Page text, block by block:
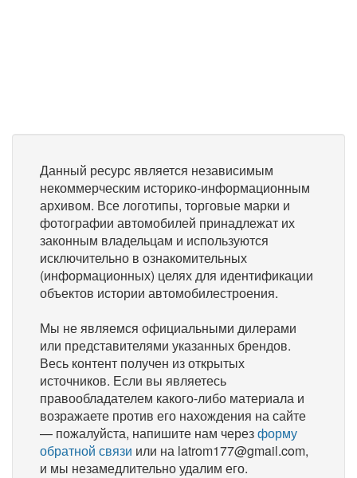
Данный ресурс является независимым
некоммерческим историко-информационным
архивом. Все логотипы, торговые марки и
фотографии автомобилей принадлежат их
законным владельцам и используются
исключительно в ознакомительных
(информационных) целях для идентификации
объектов истории автомобилестроения.
Мы не являемся официальными дилерами
или представителями указанных брендов.
Весь контент получен из открытых
источников. Если вы являетесь
правообладателем какого-либо материала и
возражаете против его нахождения на сайте
— пожалуйста, напишите нам черезформу
обратной связи или на latrom177@gmail.com,
и мы незамедлительно удалим его.